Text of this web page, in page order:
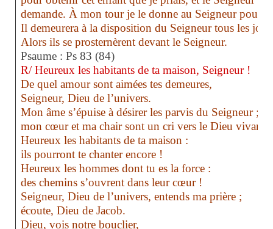
demande. À mon tour je le donne au Seigneur pour
Il demeurera à la disposition du Seigneur tous les
Alors ils se prosternèrent devant le Seigneur.
Psaume : Ps 83 (84)
R/ Heureux les habitants de ta maison, Seigneur !
De quel amour sont aimées tes demeures,
Seigneur, Dieu de l’univers.
Mon âme s’épuise à désirer les parvis du Seigneur ;
mon cœur et ma chair sont un cri vers le Dieu vivant !
Heureux les habitants de ta maison :
ils pourront te chanter encore !
Heureux les hommes dont tu es la force :
des chemins s’ouvrent dans leur cœur !
Seigneur, Dieu de l’univers, entends ma prière ;
écoute, Dieu de Jacob.
Dieu, vois notre bouclier,